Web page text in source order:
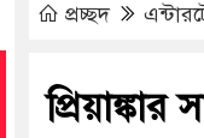
প্রচ্ছদ